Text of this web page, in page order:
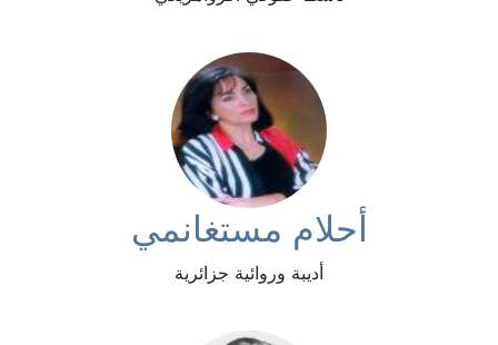
أحلام مستغانمي
أديبة وروائية جزائرية